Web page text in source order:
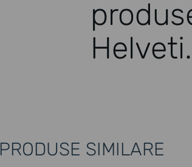
Helveti.
PRODUSE SIMILARE